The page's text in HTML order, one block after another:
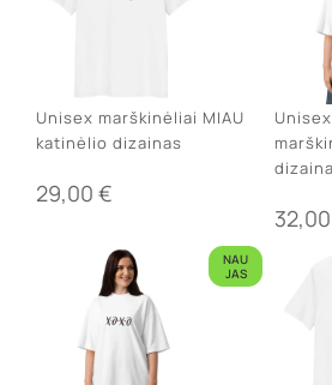
Unisex marškinėliai MIAU
katinėlio dizainas
29,00 €
32,00
NAU
JAS